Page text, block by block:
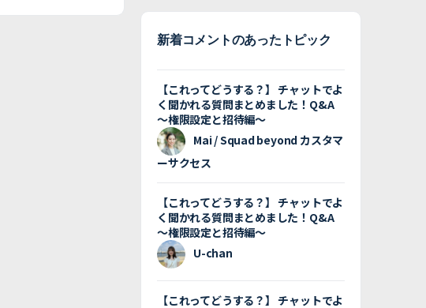
新着コメントのあったトピック
【これってどうする？】 チャットでよ
く聞かれる質問まとめました！Q&A
〜権限設定と招待編〜
Mai / Squad beyond カスタマ
ーサクセス
【これってどうする？】 チャットでよ
く聞かれる質問まとめました！Q&A
〜権限設定と招待編〜
U-chan
【これってどうする？】 チャットでよ